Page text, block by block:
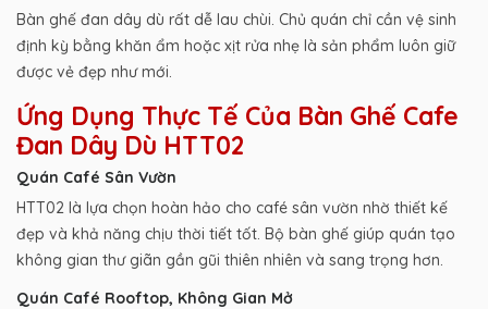
Bàn ghế đan dây dù rất dễ lau chùi. Chủ quán chỉ cần vệ sinh
định kỳ bằng khăn ẩm hoặc xịt rửa nhẹ là sản phẩm luôn giữ
được vẻ đẹp như mới.
Ứng Dụng Thực Tế Của Bàn Ghế Cafe
Đan Dây Dù HTT02
Quán Café Sân Vườn
HTT02 là lựa chọn hoàn hảo cho café sân vườn nhờ thiết kế
đẹp và khả năng chịu thời tiết tốt. Bộ bàn ghế giúp quán tạo
không gian thư giãn gần gũi thiên nhiên và sang trọng hơn.
Quán Café Rooftop, Không Gian Mở